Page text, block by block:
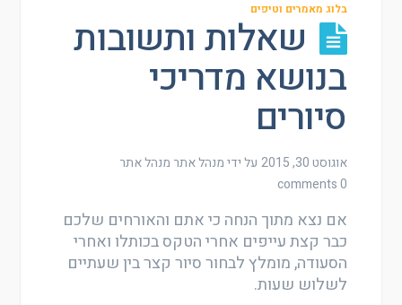
בלוג מאמרים וטיפים
שאלות ותשובות
בנושא מדריכי
סיורים
אוגוסט 30, 2015 על ידי מנהל אתרמנהל אתר
0 comments
אם נצא מתוך הנחה כי אתם והאורחים שלכם
כבר קצת עייפים אחרי הטקס בכותלו ואחרי
הסעודה, מומלץ לבחור סיור קצר בין שעתיים
לשלוש שעות.